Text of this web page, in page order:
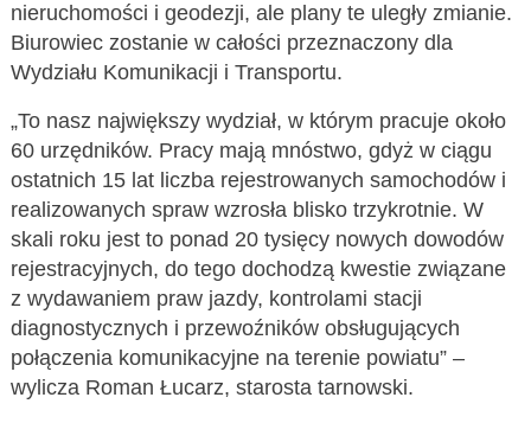
nieruchomości i geodezji, ale plany te uległy zmianie.
Biurowiec zostanie w całości przeznaczony dla
Wydziału Komunikacji i Transportu.
„To nasz największy wydział, w którym pracuje około
60 urzędników. Pracy mają mnóstwo, gdyż w ciągu
ostatnich 15 lat liczba rejestrowanych samochodów i
realizowanych spraw wzrosła blisko trzykrotnie. W
skali roku jest to ponad 20 tysięcy nowych dowodów
rejestracyjnych, do tego dochodzą kwestie związane
z wydawaniem praw jazdy, kontrolami stacji
diagnostycznych i przewoźników obsługujących
połączenia komunikacyjne na terenie powiatu” –
wylicza Roman Łucarz, starosta tarnowski.